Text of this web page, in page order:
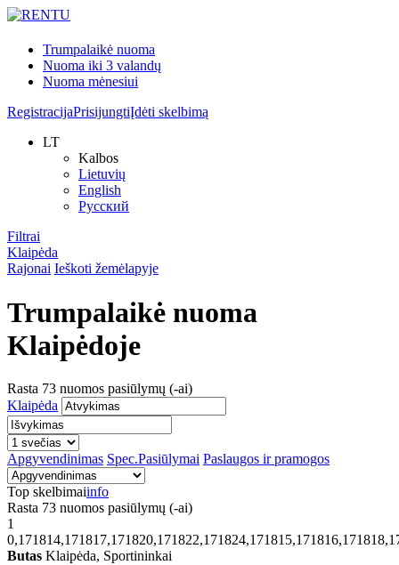
Trumpalaikė nuoma
Nuoma iki 3 valandų
Nuoma mėnesiui
RegistracijaPrisijungtiĮdėti skelbimą
LT
Kalbos
Lietuvių
English
Русский
Filtrai
Klaipėda
Rajonai Ieškoti žemėlapyje
Trumpalaikė nuoma
Klaipėdoje
Rasta 73 nuomos pasiūlymų (-ai)
Klaipėda
Apgyvendinimas Spec.Pasiūlymai Paslaugos ir pramogos
Top skelbimaiinfo
Rasta 73 nuomos pasiūlymų (-ai)
1
Butas Klaipėda, Sportininkai